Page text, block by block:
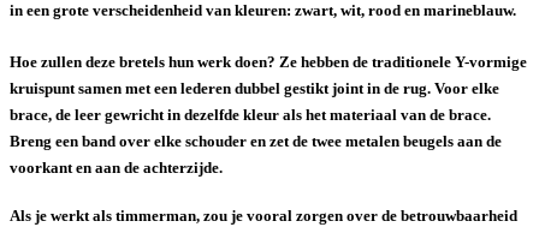
in een grote verscheidenheid van kleuren: zwart, wit, rood en marineblauw.
Hoe zullen deze bretels hun werk doen? Ze hebben de traditionele Y-vormige
kruispunt samen met een lederen dubbel gestikt joint in de rug. Voor elke
brace, de leer gewricht in dezelfde kleur als het materiaal van de brace.
Breng een band over elke schouder en zet de twee metalen beugels aan de
voorkant en aan de achterzijde.
Als je werkt als timmerman, zou je vooral zorgen over de betrouwbaarheid